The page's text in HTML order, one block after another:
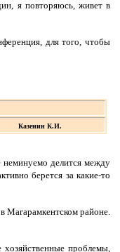
я повторяюсь, живет в
для того, чтобы
Казенин К.И.
неминуемо делится между
берется за какие-то
Магарамкентском районе.
проблемы,